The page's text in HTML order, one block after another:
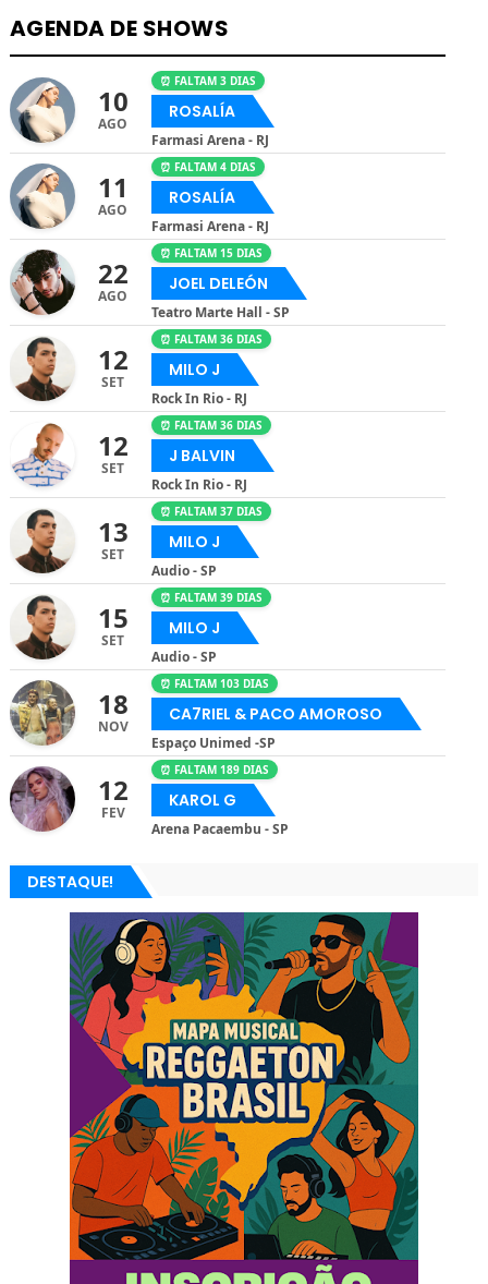
AGENDA DE SHOWS
10
AGO
⏰ FALTAM 3 DIAS
ROSALÍA
Farmasi Arena - RJ
11
AGO
⏰ FALTAM 4 DIAS
ROSALÍA
Farmasi Arena - RJ
22
AGO
⏰ FALTAM 15 DIAS
JOEL DELEÓN
Teatro Marte Hall - SP
12
SET
⏰ FALTAM 36 DIAS
MILO J
Rock In Rio - RJ
12
SET
⏰ FALTAM 36 DIAS
J BALVIN
Rock In Rio - RJ
13
SET
⏰ FALTAM 37 DIAS
MILO J
Audio - SP
15
SET
⏰ FALTAM 39 DIAS
MILO J
Audio - SP
18
NOV
⏰ FALTAM 103 DIAS
CA7RIEL & PACO AMOROSO
Espaço Unimed -SP
12
FEV
⏰ FALTAM 189 DIAS
KAROL G
Arena Pacaembu - SP
DESTAQUE!